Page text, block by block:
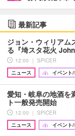
最新記事
ジョン・ウィリアム
る『埼スタ花火
12:00 ｜ SPICER
ニュース
イベント
愛知・岐阜の地酒を
ト一般発売開始
12:00 ｜ SPICER
ニュース
イベント